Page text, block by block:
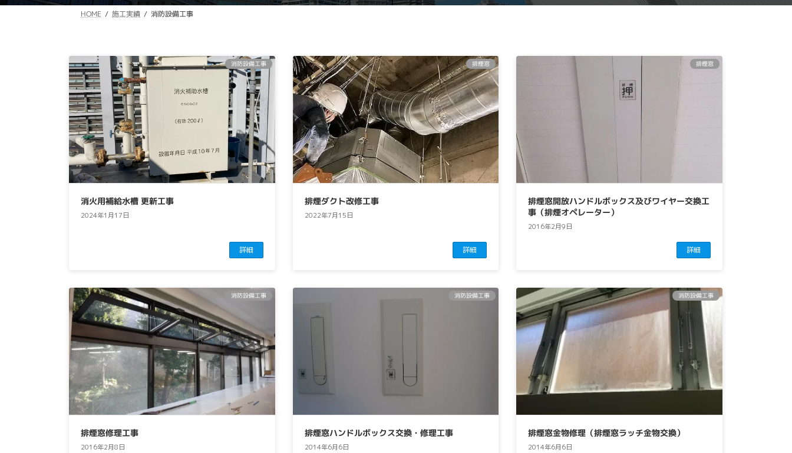
HOME 施工実績 消防設備工事
消防設備工事
消火用補給水槽 更新工事
2024年1月17日
詳細
排煙窓
排煙ダクト改修工事
2022年7月15日
詳細
排煙窓
排煙窓開放ハンドルボックス及びワイヤー交換工
事（排煙オペレーター）
2016年2月9日
詳細
消防設備工事
排煙窓修理工事
2016年2月8日
消防設備工事
排煙窓ハンドルボックス交換・修理工事
2014年6月6日
消防設備工事
排煙窓金物修理（排煙窓ラッチ金物交換）
2014年6月6日